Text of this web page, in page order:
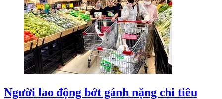
Người lao động bớt gánh nặng chi tiêu